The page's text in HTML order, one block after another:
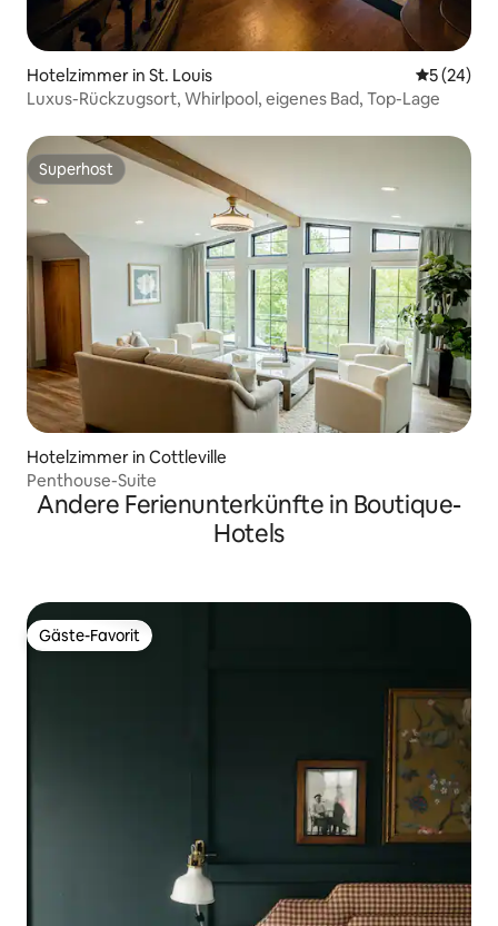
Hotelzimmer in St. Louis
5 (24)
Luxus-Rückzugsort, Whirlpool, eigenes Bad, Top-Lage
Superhost
Superhost
Hotelzimmer in Cottleville
Penthouse-Suite
Andere Ferienunterkünfte in Boutique-
Hotels
Gäste-Favorit
Gäste-Favorit